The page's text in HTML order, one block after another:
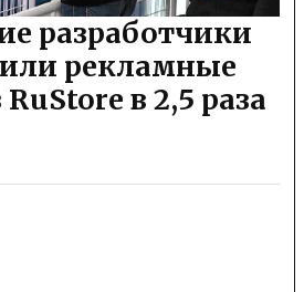
разработчики
рекламные
в 2,5 раза